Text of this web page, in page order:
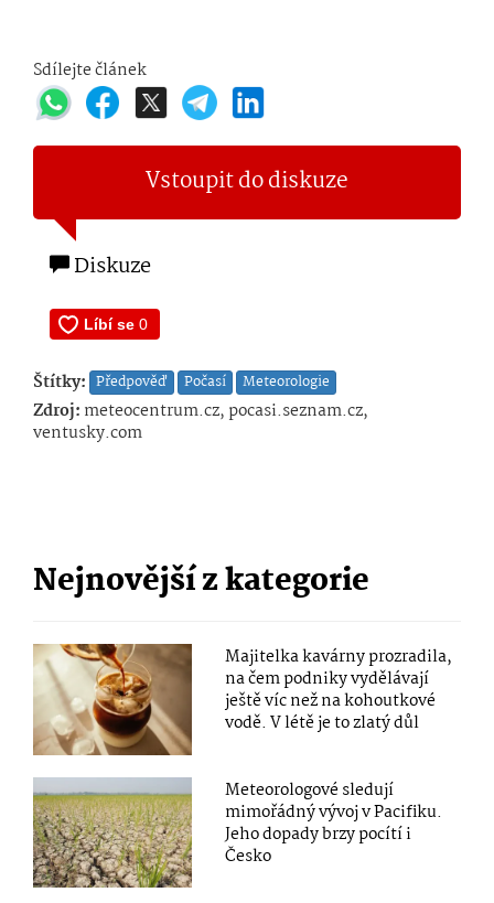
Sdílejte článek
Vstoupit do diskuze
Diskuze
Štítky: Předpověď Počasí Meteorologie
Zdroj: meteocentrum.cz, pocasi.seznam.cz,
ventusky.com
Nejnovější z kategorie
Majitelka kavárny prozradila,
na čem podniky vydělávají
ještě víc než na kohoutkové
vodě. V létě je to zlatý důl
Meteorologové sledují
mimořádný vývoj v Pacifiku.
Jeho dopady brzy pocítí i
Česko